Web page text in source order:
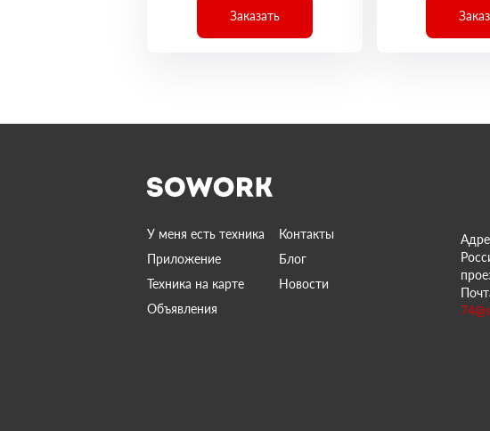
Заказать
У меня есть техника
Контакты
Приложение
Блог
Техника на карте
Новости
Объявления